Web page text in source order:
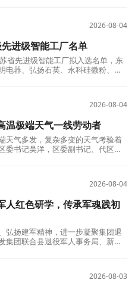
2026-08-04
进级智能工厂名单
省先进级智能工厂拟入选名单，东
电器、弘扬石英、永科硅微粉、德
2026-08-04
温极端天气一线劳动者
天气多发，复杂多变的天气考验着
委书记吴洋，区委副书记、代区长
2026-08-04
人红色研学，传承军魂践初
弘扬建军精神，进一步凝聚集团退
集团联合县退役军人事务局、新安
2026-08-03